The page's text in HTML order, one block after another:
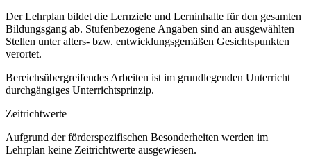
Der Lehrplan bildet die Lernziele und Lerninhalte für den gesamten
Bildungsgang ab. Stufenbezogene Angaben sind an ausgewählten
Stellen unter alters- bzw. entwicklungsgemäßen Gesichtspunkten
verortet.
Bereichsübergreifendes Arbeiten ist im grundlegenden Unterricht
durchgängiges Unterrichtsprinzip.
Zeitrichtwerte
Aufgrund der förderspezifischen Besonderheiten werden im
Lehrplan keine Zeitrichtwerte ausgewiesen.